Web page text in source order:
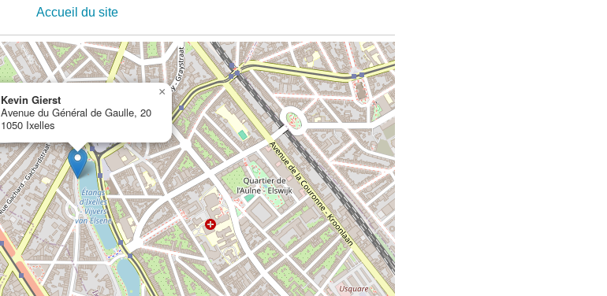
Accueil du site
Kevin Gierst
Avenue du Général de Gaulle, 20
1050 Ixelles
×